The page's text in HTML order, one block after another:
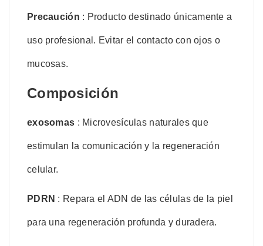
Precaución : Producto destinado únicamente a
uso profesional. Evitar el contacto con ojos o
mucosas.
Composición
exosomas : Microvesículas naturales que
estimulan la comunicación y la regeneración
celular.
PDRN : Repara el ADN de las células de la piel
para una regeneración profunda y duradera.